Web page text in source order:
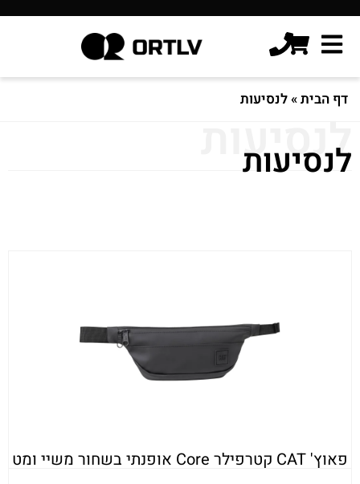
דף הבית»לנסיעות
לנסיעות
לנסיעות
פאוץ' CAT קטרפילר Core אופנתי בשחור משיי ומט